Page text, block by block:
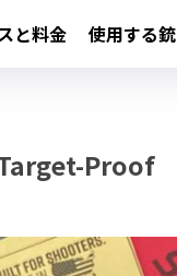
と料金 使用する銃
Proof